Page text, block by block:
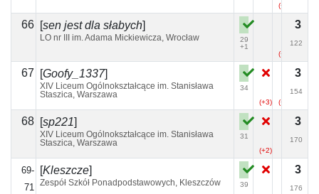
(+5)
66 [sen jest dla słabych]
LO nr III im. Adama Mickiewicza, Wrocław
29
+1
(+2)
3
122
67 [Goofy_1337]
XIV Liceum Ogólnokształcące im. Stanisława
Staszica, Warszawa
34
(+3)
(+2)
3
154
68 [sp221]
XIV Liceum Ogólnokształcące im. Stanisława
Staszica, Warszawa
31
(+2)
3
170
69-
71
[Kleszcze]
Zespół Szkół Ponadpodstawowych, Kleszczów
39
3
176